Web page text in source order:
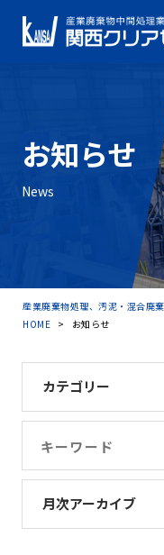
お知らせ
News
産業廃棄物処理、汚泥・混合廃
HOME > お知らせ
カテゴリー
月次アーカイブ